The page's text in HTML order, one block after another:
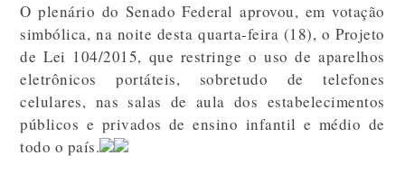
O plenário do Senado Federal aprovou, em votação
simbólica, na noite desta quarta-feira (18), o Projeto
de Lei 104/2015, que restringe o uso de aparelhos
eletrônicos portáteis, sobretudo de telefones
celulares, nas salas de aula dos estabelecimentos
públicos e privados de ensino infantil e médio de
todo o país.